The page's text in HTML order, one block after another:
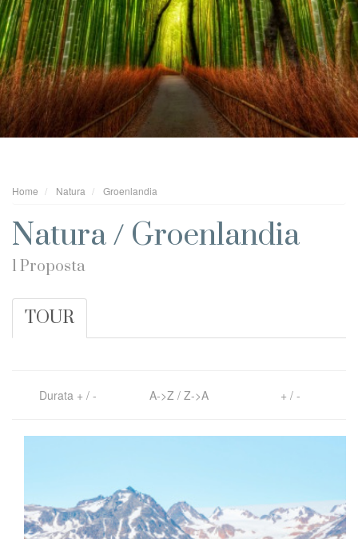
Home Natura Groenlandia
Natura / Groenlandia
1 Proposta
TOUR
Durata + / - A->Z / Z->A + / -